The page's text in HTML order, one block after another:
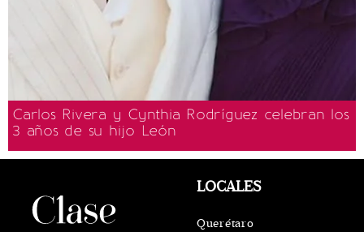
Carlos Rivera y Cynthia Rodríguez celebran los
3 años de su hijo León
LOCALES
Querétaro